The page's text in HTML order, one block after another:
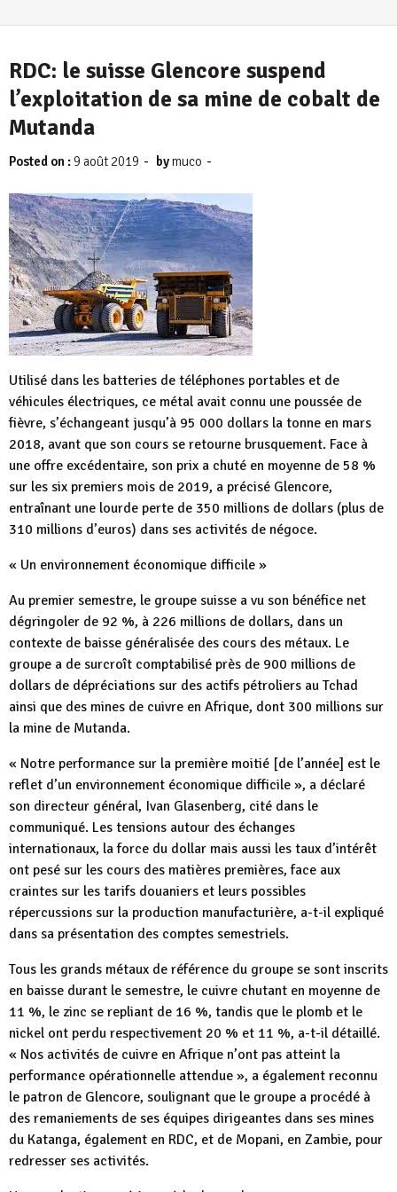
RDC: le suisse Glencore suspend
l’exploitation de sa mine de cobalt de
Mutanda
Posted on :9 août 2019 - bymuco -
Utilisé dans les batteries de téléphones portables et de
véhicules électriques, ce métal avait connu une poussée de
fièvre, s’échangeant jusqu’à 95 000 dollars la tonne en mars
2018, avant que son cours se retourne brusquement. Face à
une offre excédentaire, son prix a chuté en moyenne de 58 %
sur les six premiers mois de 2019, a précisé Glencore,
entraînant une lourde perte de 350 millions de dollars (plus de
310 millions d’euros) dans ses activités de négoce.
« Un environnement économique difficile »
Au premier semestre, le groupe suisse a vu son bénéfice net
dégringoler de 92 %, à 226 millions de dollars, dans un
contexte de baisse généralisée des cours des métaux. Le
groupe a de surcroît comptabilisé près de 900 millions de
dollars de dépréciations sur des actifs pétroliers au Tchad
ainsi que des mines de cuivre en Afrique, dont 300 millions sur
la mine de Mutanda.
« Notre performance sur la première moitié [de l’année] est le
reflet d’un environnement économique difficile », a déclaré
son directeur général, Ivan Glasenberg, cité dans le
communiqué. Les tensions autour des échanges
internationaux, la force du dollar mais aussi les taux d’intérêt
ont pesé sur les cours des matières premières, face aux
craintes sur les tarifs douaniers et leurs possibles
répercussions sur la production manufacturière, a-t-il expliqué
dans sa présentation des comptes semestriels.
Tous les grands métaux de référence du groupe se sont inscrits
en baisse durant le semestre, le cuivre chutant en moyenne de
11 %, le zinc se repliant de 16 %, tandis que le plomb et le
nickel ont perdu respectivement 20 % et 11 %, a-t-il détaillé.
« Nos activités de cuivre en Afrique n’ont pas atteint la
performance opérationnelle attendue », a également reconnu
le patron de Glencore, soulignant que le groupe a procédé à
des remaniements de ses équipes dirigeantes dans ses mines
du Katanga, également en RDC, et de Mopani, en Zambie, pour
redresser ses activités.